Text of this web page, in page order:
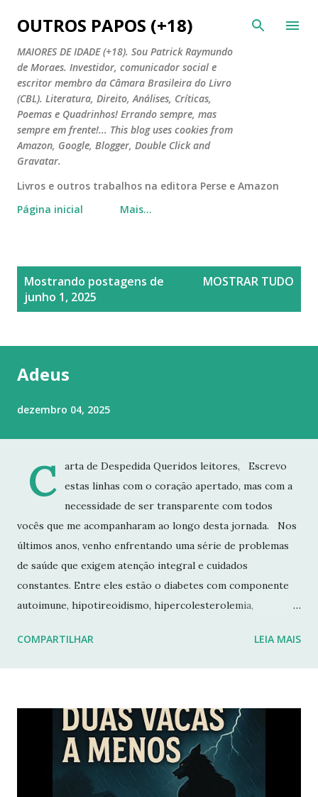
Pular para o conteúdo principal
OUTROS PAPOS (+18)
MAIORES DE IDADE (+18). Sou Patrick Raymundo
de Moraes. Investidor, comunicador social e
escritor membro da Câmara Brasileira do Livro
(CBL). Literatura, Direito, Análises, Críticas,
Poemas e Quadrinhos! Errando sempre, mas
sempre em frente!... This blog uses cookies from
Amazon, Google, Blogger, Double Click and
Gravatar.
Livros e outros trabalhos na editora Perse e Amazon
Página inicial
Mais…
Mostrando postagens de
junho 1, 2025
MOSTRAR TUDO
Adeus
dezembro 04, 2025
C
arta de Despedida Queridos leitores, Escrevo
estas linhas com o coração apertado, mas com a
necessidade de ser transparente com todos
vocês que me acompanharam ao longo desta jornada. Nos
últimos anos, venho enfrentando uma série de problemas
de saúde que exigem atenção integral e cuidados
constantes. Entre eles estão o diabetes com componente
autoimune, hipotireoidismo, hipercolesterolemia,
fraturas. Esses desafios têm impactado profundamente
Não posso garantir quando — ou se — retornarei. Neste
momento, minha prioridade precisa ser cuidar da minha
saúde e buscar qualidade de vida dentro das limitações que
enfrento. Quero agradecer imensamente a cada um de
COMPARTILHAR LEIA MAIS